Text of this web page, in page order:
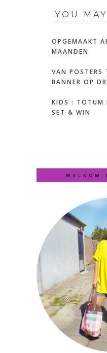
YOU
OPGEMAAKT
MAANDEN
VAN POSTERS
BANNER OP
KIDS : TOTUM
SET & WIN
WELKOM